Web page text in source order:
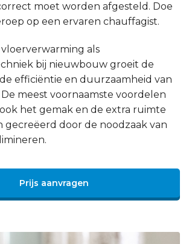
moet worden afgesteld. Doe
op een ervaren chauffagist.
als
bij nieuwbouw groeit de
efficiëntie en duurzaamheid van
meest voornaamste voordelen
het gemak en de extra ruimte
gecreëerd door de noodzaak van
Prijs aanvragen